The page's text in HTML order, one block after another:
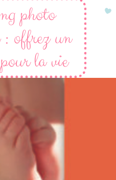
photo
: offrez un
la vie